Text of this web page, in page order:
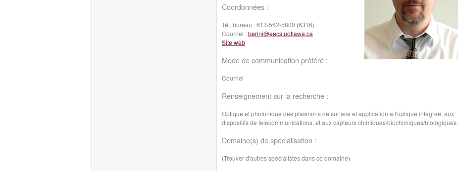
Coordonnées :
Tél. bureau :613-562-5800 (6316)
Courriel :berini@eecs.uottawa.ca
Site web
Mode de communication préféré :
Courriel
Renseignement sur la recherche :
Optique et photonique des plasmons de surface et application a l'optique integree, aux
dispositifs de telecommunications, et aux capteurs chimiques/biochimiques/biologiques.
Domaine(s) de spécialisation :
(Trouver d'autres spécialistes dans ce domaine)